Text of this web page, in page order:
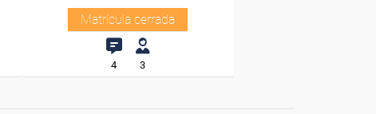
Matrícula cerrada
4 3